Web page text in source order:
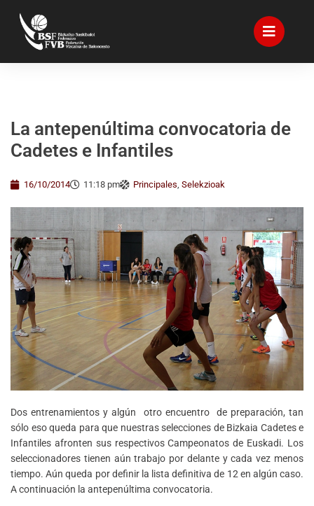
La antepenúltima convocatoria de
Cadetes e Infantiles
16/10/2014 11:18 pm Principales, Selekzioak
Dos entrenamientos y algún otro encuentro de preparación, tan
sólo eso queda para que nuestras selecciones de Bizkaia Cadetes e
Infantiles afronten sus respectivos Campeonatos de Euskadi. Los
seleccionadores tienen aún trabajo por delante y cada vez menos
tiempo. Aún queda por definir la lista definitiva de 12 en algún caso.
A continuación la antepenúltima convocatoria.